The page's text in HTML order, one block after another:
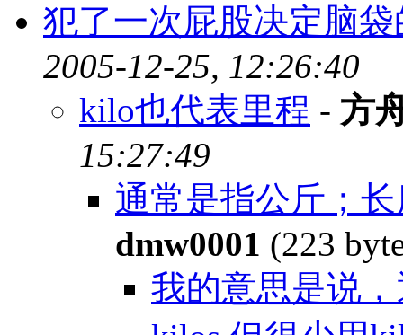
犯了一次屁股决定脑
2005-12-25, 12:26:40
kilo也代表里程 - 方
15:27:49
通常是指公斤；
dmw0001 (223
我的意思是说